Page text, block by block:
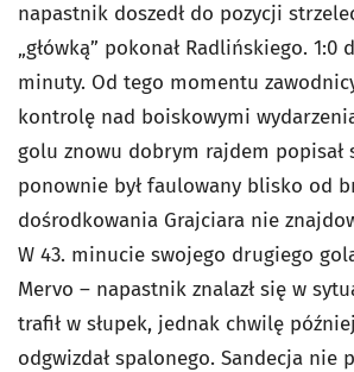
napastnik doszedł do pozycji
„główką” pokonał Radlińskiego. 1:0
minuty. Od tego momentu
kontrolę nad boiskowymi
golu znowu dobrym rajdem popisał
ponownie był faulowany blisko od
dośrodkowania Grajciara nie
W 43. minucie swojego drugiego
Mervo – napastnik znalazł się w
trafił w słupek, jednak chwilę
odgwizdał spalonego. Sandecja nie